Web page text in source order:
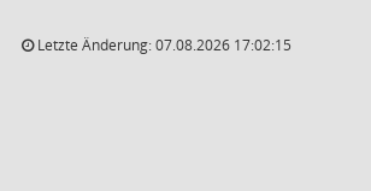
Letzte Änderung: 07.08.2026 17:02:15